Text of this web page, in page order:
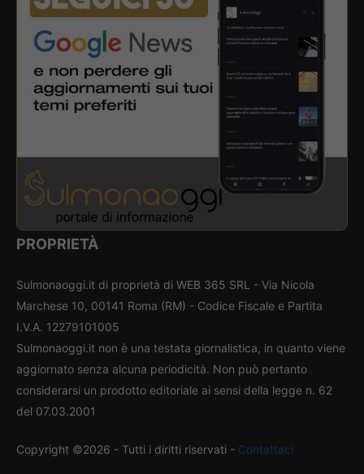
PROPRIETÀ
Sulmonaoggi.it di proprietà di WEB 365 SRL - Via Nicola
Marchese 10, 00141 Roma (RM) - Codice Fiscale e Partita
I.V.A. 12279101005
Sulmonaoggi.it non è una testata giornalistica, in quanto viene
aggiornato senza alcuna periodicità. Non può pertanto
considerarsi un prodotto editoriale ai sensi della legge n. 62
del 07.03.2001
Copyright ©2026 - Tutti i diritti riservati - Contattaci